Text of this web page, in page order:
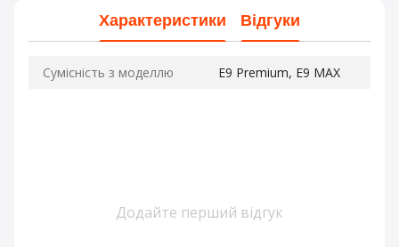
Характеристики Відгуки
Сумісність з моделлю E9 Premium, E9 MAX
Додайте перший відгук